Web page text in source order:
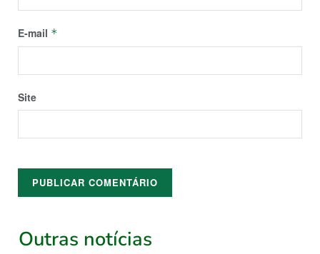
E-mail *
Site
Outras notícias